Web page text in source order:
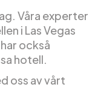
Våra experter
i Las Vegas
också
hotell.
oss av vårt